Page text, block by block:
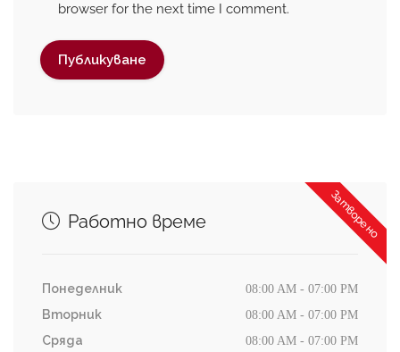
browser for the next time I comment.
Затворено
Работно време
Понеделник 08:00 AM - 07:00 PM
Вторник 08:00 AM - 07:00 PM
Сряда 08:00 AM - 07:00 PM